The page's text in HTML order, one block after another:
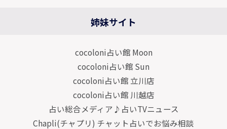
姉妹サイト
cocoloni占い館 Moon
cocoloni占い館 Sun
cocoloni占い館 立川店
cocoloni占い館 川越店
占い総合メディア♪占いTVニュース
Chapli(チャプリ) チャット占いでお悩み相談